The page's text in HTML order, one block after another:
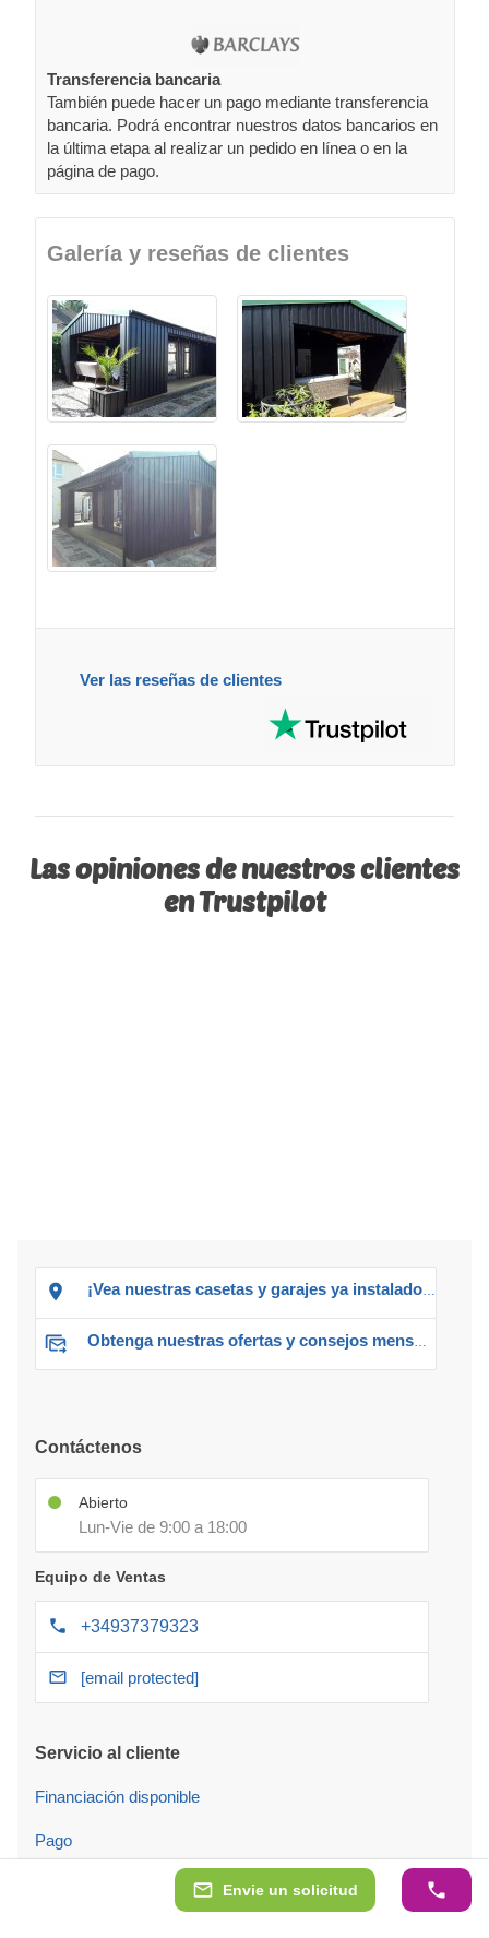
Transferencia bancaria
También puede hacer un pago mediante transferencia
bancaria. Podrá encontrar nuestros datos bancarios en
la última etapa al realizar un pedido en línea o en la
página de pago.
Galería y reseñas de clientes
Ver las reseñas de clientes
Envie un solicitud
Las opiniones de nuestros clientes
en Trustpilot
¡Vea nuestras casetas y garajes ya instalados!
Obtenga nuestras ofertas y consejos mensuales
Contáctenos
Abierto
Lun-Vie de 9:00 a 18:00
Equipo de Ventas
+34937379323
[email protected]
Servicio al cliente
Financiación disponible
Pago